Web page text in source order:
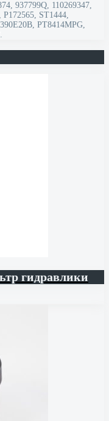
937799Q, 110269347,
ST1444,
PT8414MPG,
гидравлики